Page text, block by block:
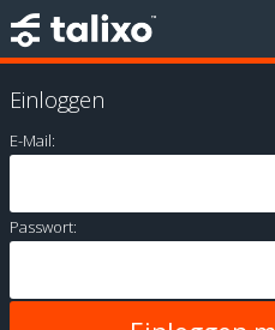
Einloggen
E-Mail:
Passwort: